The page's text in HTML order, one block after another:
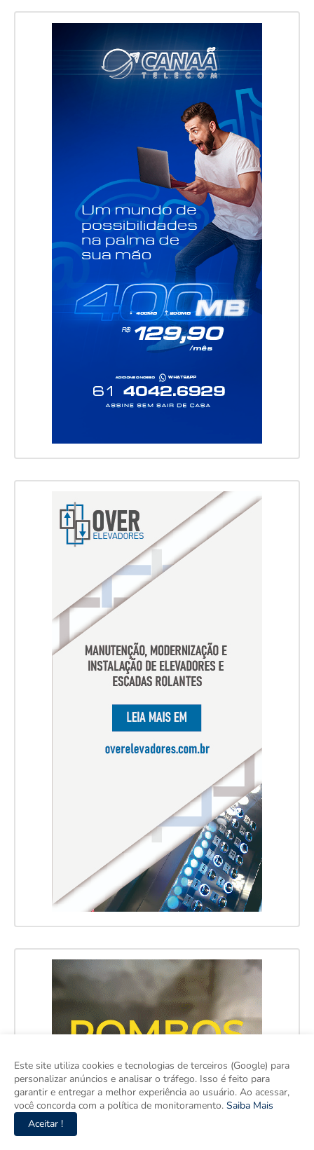
Este site utiliza cookies e tecnologias de terceiros (Google) para
personalizar anúncios e analisar o tráfego. Isso é feito para
garantir e entregar a melhor experiência ao usuário. Ao acessar,
você concorda com a política de monitoramento. Saiba Mais
Aceitar !